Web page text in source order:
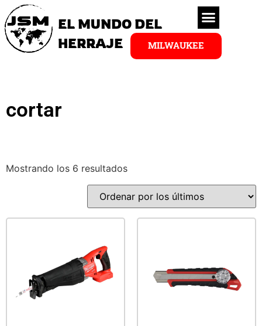
EL MUNDO DEL
HERRAJE
MILWAUKEE
cortar
Mostrando los 6 resultados